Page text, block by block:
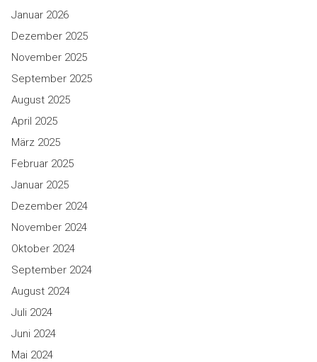
Januar 2026
Dezember 2025
November 2025
September 2025
August 2025
April 2025
März 2025
Februar 2025
Januar 2025
Dezember 2024
November 2024
Oktober 2024
September 2024
August 2024
Juli 2024
Juni 2024
Mai 2024